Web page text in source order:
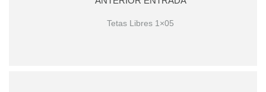
Tetas Libres 1×05